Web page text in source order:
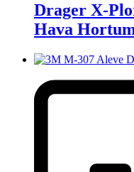
Drager X-
Hava